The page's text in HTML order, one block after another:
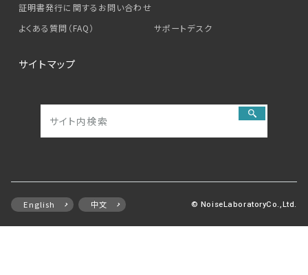
証明書発行に関するお問い合わせ
よくある質問（FAQ）
サポートデスク
サイトマップ
English 中文 © NoiseLaboratoryCo.,Ltd.